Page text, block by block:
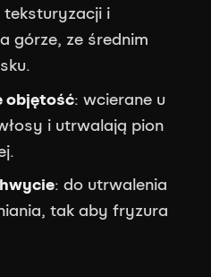
teksturyzacji i
górze, ze średnim
objętość: wcierane u
i utrwalają pion
: do utrwalenia
tak aby fryzura